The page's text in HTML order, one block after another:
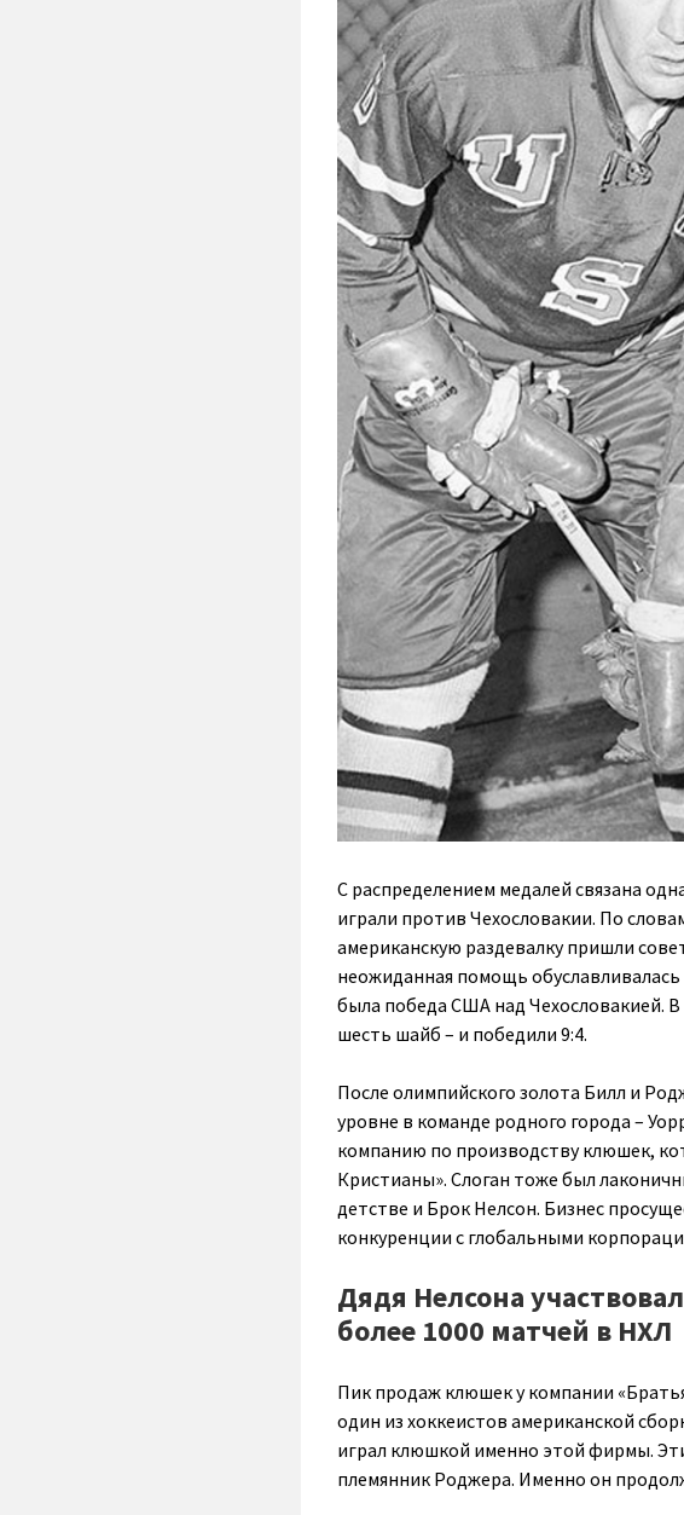
С распределением медалей связана
играли против Чехословакии. По
американскую раздевалку пришли
неожиданная помощь
была победа США над Чехословакией.
шесть шайб – и победили 9:4.
После олимпийского золота Билл и
уровне в команде родного города –
компанию по производству клюшек,
Кристианы». Слоган тоже был
детстве и Брок Нелсон. Бизнес
конкуренции с глобальными
Дядя Нелсона
более 1000 матчей в НХЛ
Пик продаж клюшек у компании
один из хоккеистов американской
играл клюшкой именно этой фирмы.
племянник Роджера. Именно он